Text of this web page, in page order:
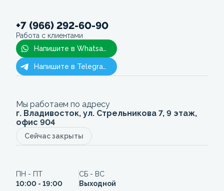
+7 (966) 292-60-90
Работа с клиентами
Напишите в Whatsapp
Напишите в Telegram
Мы работаем по адресу
г. Владивосток, ул. Стрельникова 7, 9 этаж,
офис 904
Сейчас закрыты
ПН - ПТ
10:00 - 19:00
СБ - ВС
Выходной